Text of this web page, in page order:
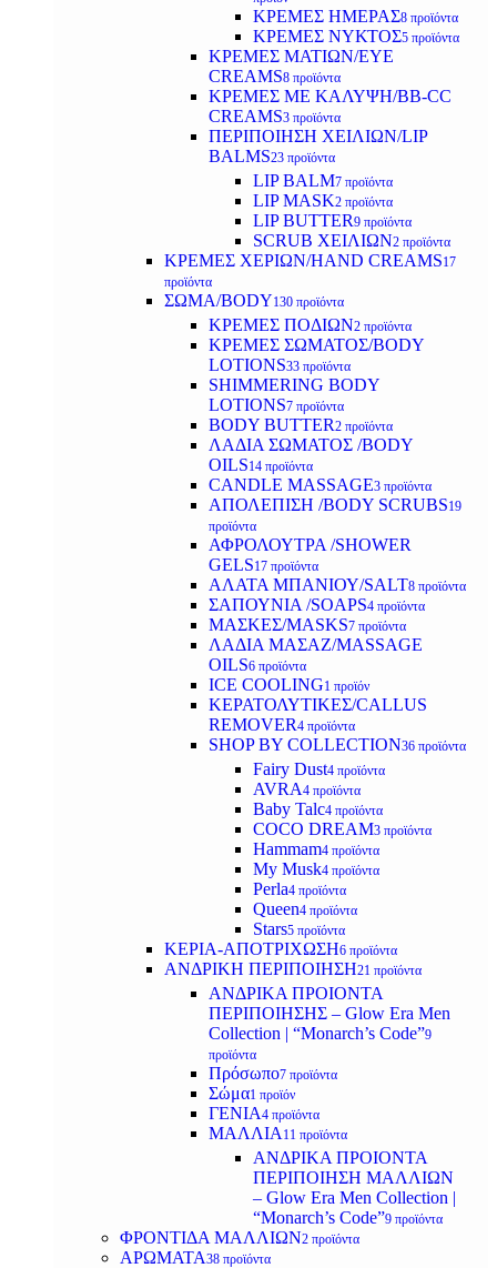
ΚΡΕΜΕΣ ΗΜΕΡΑΣ8 προϊόντα
ΚΡΕΜΕΣ ΝΥΚΤΟΣ5 προϊόντα
ΚΡΕΜΕΣ ΜΑΤΙΩΝ/EYE
CREAMS8 προϊόντα
ΚΡΕΜΕΣ ΜΕ ΚΑΛΥΨΗ/BB-CC
CREAMS3 προϊόντα
ΠΕΡΙΠΟΙΗΣΗ ΧΕΙΛΙΩΝ/LIP
BALMS23 προϊόντα
LIP BALM7 προϊόντα
LIP MASK2 προϊόντα
LIP BUTTER9 προϊόντα
SCRUB ΧΕΙΛΙΩΝ2 προϊόντα
ΚΡΕΜΕΣ ΧΕΡΙΩΝ/HAND CREAMS17
προϊόντα
ΣΩΜΑ/BODY130 προϊόντα
ΚΡΕΜΕΣ ΠΟΔΙΩΝ2 προϊόντα
ΚΡΕΜΕΣ ΣΩΜΑΤΟΣ/BODY
LOTIONS33 προϊόντα
SHIMMERING BODY
LOTIONS7 προϊόντα
BODY BUTTER2 προϊόντα
ΛΑΔΙΑ ΣΩΜΑΤΟΣ /BODY
OILS14 προϊόντα
CANDLE MASSAGE3 προϊόντα
ΑΠΟΛΕΠΙΣΗ /BODY SCRUBS19
προϊόντα
ΑΦΡΟΛΟΥΤΡΑ /SHOWER
GELS17 προϊόντα
ΑΛΑΤΑ ΜΠΑΝΙΟΥ/SALT8 προϊόντα
ΣΑΠΟΥΝΙΑ /SOAPS4 προϊόντα
ΜΑΣΚΕΣ/MASKS7 προϊόντα
ΛΑΔΙΑ ΜΑΣΑΖ/MASSAGE
OILS6 προϊόντα
ICE COOLING1 προϊόν
ΚΕΡΑΤΟΛΥΤΙΚΕΣ/CALLUS
REMOVER4 προϊόντα
SHOP BY COLLECTION36 προϊόντα
Fairy Dust4 προϊόντα
AVRA4 προϊόντα
Baby Talc4 προϊόντα
COCO DREAM3 προϊόντα
Hammam4 προϊόντα
My Musk4 προϊόντα
Perla4 προϊόντα
Queen4 προϊόντα
Stars5 προϊόντα
ΚΕΡΙΑ-ΑΠΟΤΡΙΧΩΣΗ6 προϊόντα
ΑΝΔΡΙΚΗ ΠΕΡΙΠΟΙΗΣΗ21 προϊόντα
ΑΝΔΡΙΚΑ ΠΡΟΙΟΝΤΑ
ΠΕΡΙΠΟΙΗΣΗΣ – Glow Era Men
Collection | “Monarch’s Code”9
προϊόντα
Πρόσωπο7 προϊόντα
Σώμα1 προϊόν
ΓΕΝΙΑ4 προϊόντα
ΜΑΛΛΙΑ 11 προϊόντα
ΑΝΔΡΙΚΑ ΠΡΟΙΟΝΤΑ
ΠΕΡΙΠΟΙΗΣΗ ΜΑΛΛΙΩΝ
– Glow Era Men Collection |
“Monarch’s Code”9 προϊόντα
ΦΡΟΝΤΙΔΑ ΜΑΛΛΙΩΝ2 προϊόντα
ΑΡΩΜΑΤΑ38 προϊόντα